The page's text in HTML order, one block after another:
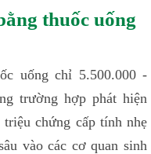
thuốc uống
uống chỉ 5.500.000 -
trường hợp phát hiện
chứng cấp tính nhẹ
vào các cơ quan sinh